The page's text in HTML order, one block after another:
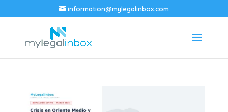
information@mylegalinbox.com